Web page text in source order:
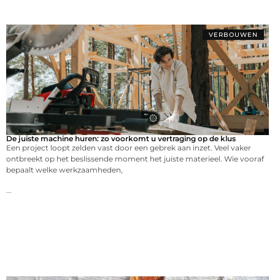
VERBOUWEN
De juiste machine huren: zo voorkomt u vertraging op de klus
Een project loopt zelden vast door een gebrek aan inzet. Veel vaker
ontbreekt op het beslissende moment het juiste materieel. Wie vooraf
bepaalt welke werkzaamheden,